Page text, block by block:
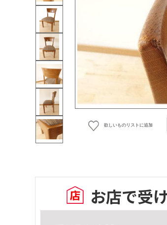
欲しいものリストに追加
お店で受